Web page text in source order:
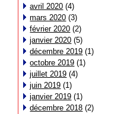
avril 2020 (4)
mars 2020 (3)
février 2020 (2)
janvier 2020 (5)
décembre 2019 (1)
octobre 2019 (1)
juillet 2019 (4)
juin 2019 (1)
janvier 2019 (1)
décembre 2018 (2)